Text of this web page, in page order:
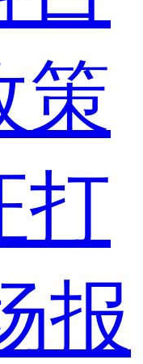
策
打
报